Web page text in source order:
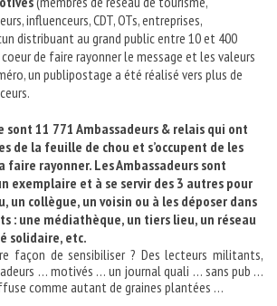
influenceurs, CDT, OTs, entreprises,
distribuant au grand public entre 10 et 400
de faire rayonner le message et les valeurs
un publipostage a été réalisé vers plus de
sont 11 771 Ambassadeurs & relais qui ont
de la feuille de chou et s’occupent de les
rayonner. Les Ambassadeurs sont
exemplaire et à se servir des 3 autres pour
un collègue, un voisin ou à les déposer dans
: une médiathèque, un tiers lieu, un réseau
solidaire, etc.
façon de sensibiliser ? Des lecteurs militants,
… motivés … un journal quali … sans pub …
comme autant de graines plantées …